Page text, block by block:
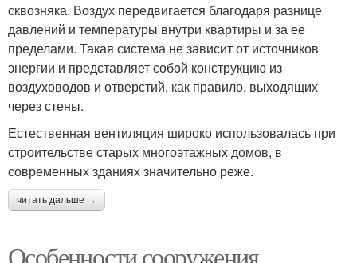
сквозняка. Воздух передвигается благодаря разнице
давлений и температуры внутри квартиры и за ее
пределами. Такая система не зависит от источников
энергии и представляет собой конструкцию из
воздуховодов и отверстий, как правило, выходящих
через стены.
Естественная вентиляция широко использовалась при
строительстве старых многоэтажных домов, в
современных зданиях значительно реже.
читать дальше →
Особенности сооружения